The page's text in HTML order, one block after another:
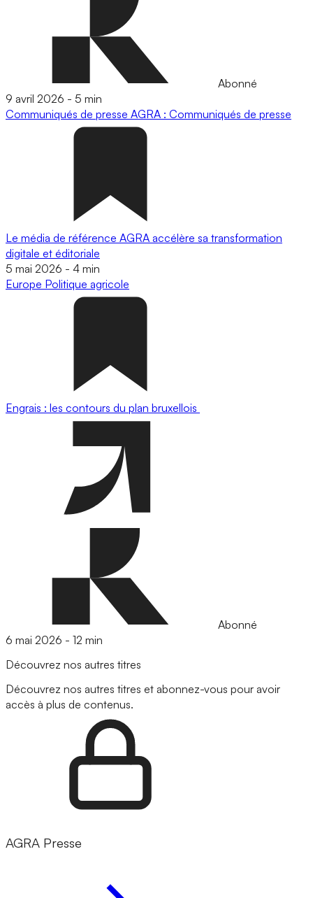
Abonné
9 avril 2026 - 5 min
Communiqués de presse AGRA : Communiqués de presse
Le média de référence AGRA accélère sa transformation
digitale et éditoriale
5 mai 2026 - 4 min
Europe Politique agricole
Engrais : les contours du plan bruxellois
Abonné
6 mai 2026 - 12 min
Découvrez nos autres titres
Découvrez nos autres titres et abonnez-vous pour avoir
accès à plus de contenus.
AGRA Presse